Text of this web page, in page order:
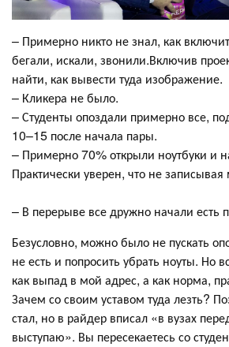
– Примерно никто не знал, как
бегали, искали, звонили.Включив
найти, как вывести туда изображение.
– Кликера не было.
– Студенты опоздали примерно все,
10–15 после начала пары.
– Примерно 70% открыли ноутбуки и
Практически уверен, что не
– В перерыве все дружно начали есть
Безусловно, можно было не пускать
не есть и попросить убрать ноуты. Но
как выпад в мой адрес, а как норма,
Зачем со своим уставом туда лезть?
стал, но в райдер вписал «в вузах
выступаю». Вы пересекаетесь со